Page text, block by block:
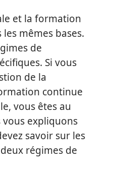
et la formation
mêmes bases.
de
Si vous
de la
continue
vous êtes au
expliquons
savoir sur les
régimes de